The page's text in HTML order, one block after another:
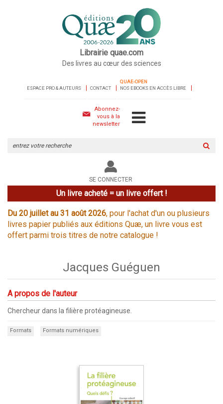
Librairie quae.com
Des livres au cœur des sciences
ESPACE PRO & AUTEURS CONTACT
QUAE-OPEN
NOS EBOOKS EN ACCÈS LIBRE
Abonnez-
vous à la
newsletter
le
site
SE CONNECTER
Un livre acheté = un livre offert !
Du 20 juillet au 31 août 2026, pour l'achat d'un ou plusieurs
livres papier publiés aux éditions Quæ, un livre vous est
offert parmi trois titres de notre catalogue !
Jacques Guéguen
A propos de l'auteur
Chercheur dans la filière protéagineuse.
Formats Formats numériques